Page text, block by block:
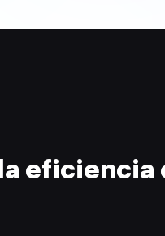
eficiencia